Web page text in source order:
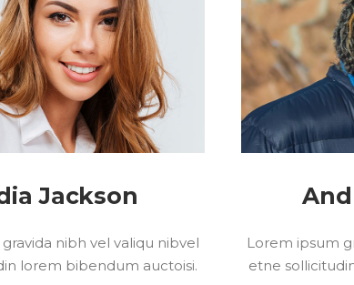
Jackson
nibh vel valiqu nibvel
lorem bibendum auctoisi.
Lorem ipsum
etne